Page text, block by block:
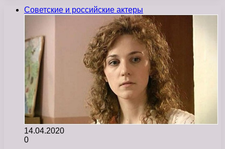
Советские и российские актеры
14.04.2020
0